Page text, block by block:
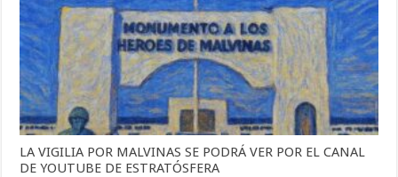
LA VIGILIA POR MALVINAS SE PODRÁ VER POR EL CANAL
DE YOUTUBE DE ESTRATÓSFERA